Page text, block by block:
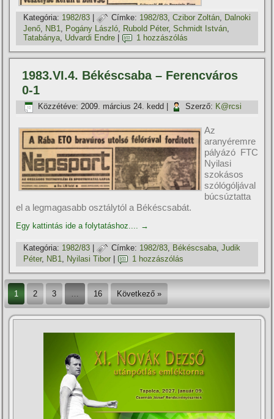
Kategória: 1982/83 | Címke: 1982/83,Czibor Zoltán, Dalnoki
Jenő
NB1 Pogány László Rubold Péter,Schmidt István
Tatabánya, Udvardi Endre 1 hozzászólás
1983.VI.4. Békéscsaba – Ferencváros
0-1
Közzétéve: 2009. március 24. kedd Szerző: K@rcsi
Az
aranyéremre
pályázó FTC
Nyilasi
szokásos
szólógóljával
búcsúztatta
el a legmagasabb osztálytól a Békéscsabát.
Egy kattintás ide a folytatáshoz.... →
Kategória: 1982/83 | Címke: 1982/83, Békéscsaba,Judik
Péter, NB1, Nyilasi Tibor 1 hozzászólás
1 2 3 16 Következő »